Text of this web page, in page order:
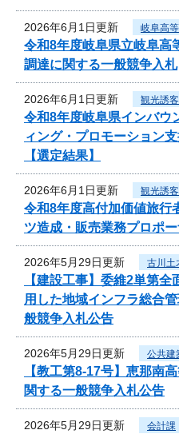
2026年6月1日更新 岐阜高
令和8年度岐阜県立岐阜高
調達に関する一般競争入札
2026年6月1日更新 観光誘
令和8年度岐阜県インバウ
ィング・プロモーション
【選定結果】
2026年6月1日更新 観光誘
令和8年度高付加価値旅行
ツ造成・販売業務プロポ
2026年5月29日更新 古川土
【建設工事】委維2単第
用した地域インフラ総合
般競争入札公告
2026年5月29日更新 公共建
【教工第8-17号】恵那南
関する一般競争入札公告
2026年5月29日更新 会計課